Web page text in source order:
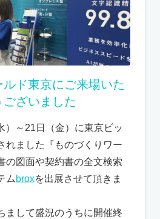
ルド東京にご来場いた
ざいました
）～21日（金）に東京ビッ
れました『ものづくりワー
の図面や契約書の全文検索
ム broxを出展させて頂きま
まして盛況のうちに開催終